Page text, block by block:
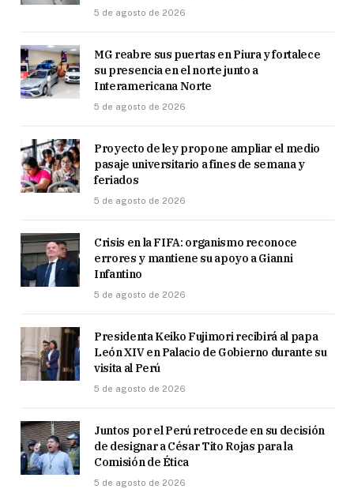
5 de agosto de 2026
MG reabre sus puertas en Piura y fortalece
su presencia en el norte junto a
Interamericana Norte
5 de agosto de 2026
Proyecto de ley propone ampliar el medio
pasaje universitario a fines de semana y
feriados
5 de agosto de 2026
Crisis en la FIFA: organismo reconoce
errores y mantiene su apoyo a Gianni
Infantino
5 de agosto de 2026
Presidenta Keiko Fujimori recibirá al papa
León XIV en Palacio de Gobierno durante su
visita al Perú
5 de agosto de 2026
Juntos por el Perú retrocede en su decisión
de designar a César Tito Rojas para la
Comisión de Ética
5 de agosto de 2026